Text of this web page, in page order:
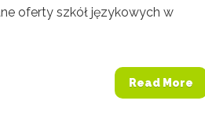
oferty szkół językowych w
Read More